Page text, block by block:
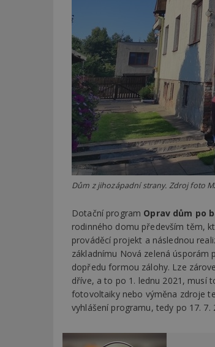
Dům z jihozápadní strany. Zdroj foto
Dotační program Oprav dům po
rodinného domu především těm,
prováděcí projekt a následnou
základnímu Nová zelená úsporám
dopředu formou zálohy. Lze
dříve, a to po 1. lednu 2021, musí
fotovoltaiky nebo výměna zdroje
vyhlášení programu, tedy po 17. 7.